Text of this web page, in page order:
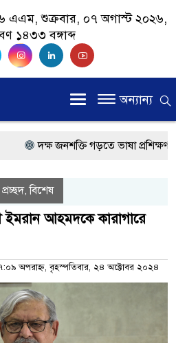
এএম, শুক্রবার, ০৭ অগাস্ট ২০২৬,
১৪৩৩ বঙ্গাব্দ
অন্যান্য
দক্ষ জনশক্তি গড়তে ভাষা প্রশিক্ষণ
প্রধানমন্ত্রী
প্রবাসী কল্যাণমন্ত্রী সিলেটের
মালয়েশিয়ায় কর্মী পাঠাতে রিক্রুটিং
মালয়েশিয়া বিমানবন্দরে ভুয়া ভিসায়
বাংলাদেশিরা
প্রচ্ছদ,বিশেষ
ইমরান আহমদকে কারাগারে
অপরাহ্ন, বৃহস্পতিবার, ২৪ অক্টোবর ২০২৪